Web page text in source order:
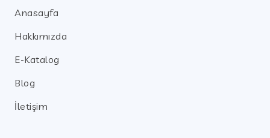
Anasayfa
Hakkımızda
E-Katalog
Blog
İletişim